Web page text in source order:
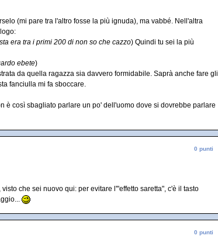
(mi pare tra l'altro fosse la più ignuda), ma vabbé. Nell'altra
era tra i primi 200 di non so che cazzo) Quindi tu sei la più
ebete)
da quella ragazza sia davvero formidabile. Saprà anche fare gli
fanciulla mi fa sboccare.
è così sbagliato parlare un po' dell'uomo dove si dovrebbe parlare
0 punti
che sei nuovo qui: per evitare l'"effetto saretta", c'è il tasto
0 punti